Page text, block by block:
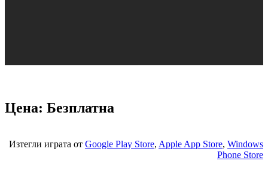
Цена: Безплатна
Изтегли играта от Google Play Store, Apple App Store, Windows
Phone Store